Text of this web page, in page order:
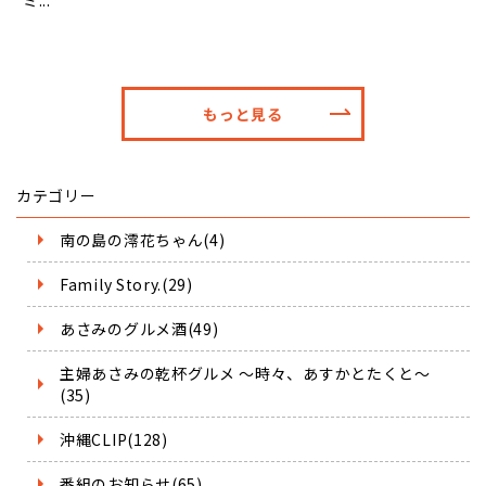
もっと見る
カテゴリー
南の島の澪花ちゃん(4)
Family Story.(29)
あさみのグルメ酒(49)
主婦あさみの乾杯グルメ ～時々、あすかとたくと～
(35)
沖縄CLIP(128)